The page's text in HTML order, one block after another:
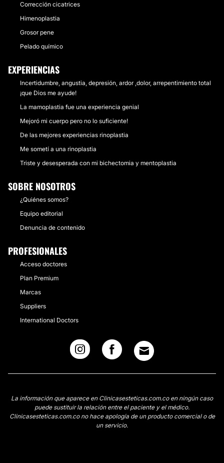
Corrección cicatrices
Himenoplastia
Grosor pene
Pelado químico
EXPERIENCIAS
Incertidumbre, angustia, depresión, ardor ,dolor, arrepentimiento total
¡que Dios me ayude!
La mamoplastia fue una experiencia genial
Mejoró mi cuerpo pero no lo suficiente!
De las mejores experiencias rinoplastia
Me sometí a una rinoplastia
Triste y desesperada con mi bichectomia y mentoplastia
SOBRE NOSOTROS
¿Quiénes somos?
Equipo editorial
Denuncia de contenido
PROFESIONALES
Acceso doctores
Plan Premium
Marcas
Suppliers
International Doctors
La información que aparece en Clinicasesteticas.com.co en ningún caso
puede sustituir la relación entre el paciente y el médico.
Clinicasesteticas.com.co no hace apología de un producto comercial o de
un servicio.